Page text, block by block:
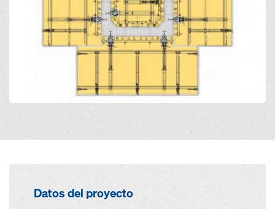
Datos del proyecto